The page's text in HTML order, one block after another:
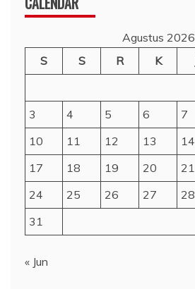
Agustus 2026
S
S R K
3
4 5 6 7
10
11 12 13 14
17
18 19 20 21
24
25 26 27 28
31
« Jun